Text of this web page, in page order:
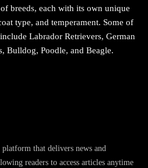
28, 2026
28, 2026
breeds, each with its own unique
type, and temperament. Some of
Labrador Retrievers, German
Bulldog, Poodle, and Beagle.
that delivers news and
readers to access articles anytime